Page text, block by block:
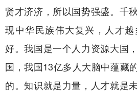
贤才济济，所以国势强盛。千
现中华民族伟大复兴，人才
好。我国是一个人力资源大国
国，我国13亿多人大脑中蕴藏
的。知识就是力量，人才就是